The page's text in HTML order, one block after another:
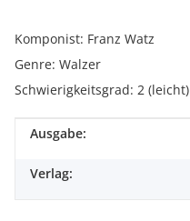
Komponist: Franz Watz
Genre: Walzer
Schwierigkeitsgrad: 2 (leicht)
Produkteigenschaft
Wert
Ausgabe:
Verlag: